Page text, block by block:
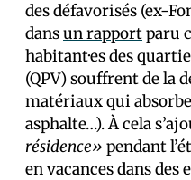
des défavorisés (ex-
dansun rapportparu
habitant·es des
(QPV) souffrent de la
matériaux qui
asphalte…). À cela
résidence» pendant
en vacances dans